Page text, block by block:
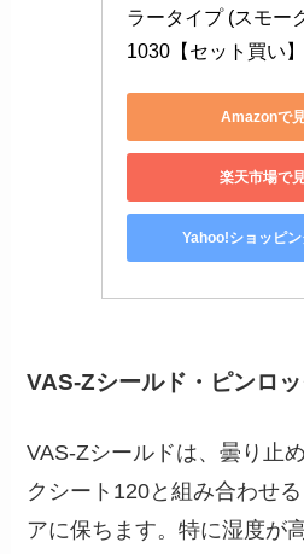
ラータイプ (スモー
1030【セット買い】
Amazonで
楽天市場で
Yahoo!ショッピ
VAS-Zシールド・ピンロ
VAS-Zシールドは、曇り止
クシート120と組み合わせ
アに保ちます。特に湿度が